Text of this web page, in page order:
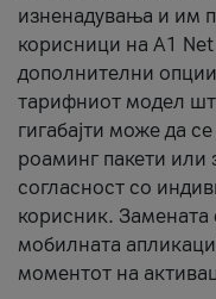
изненадувања и им
корисници на A1 Net
дополнителни
тарифниот модел
гигабајти може да
роаминг пакети или
согласност со
корисник.
мобилната
моментот на